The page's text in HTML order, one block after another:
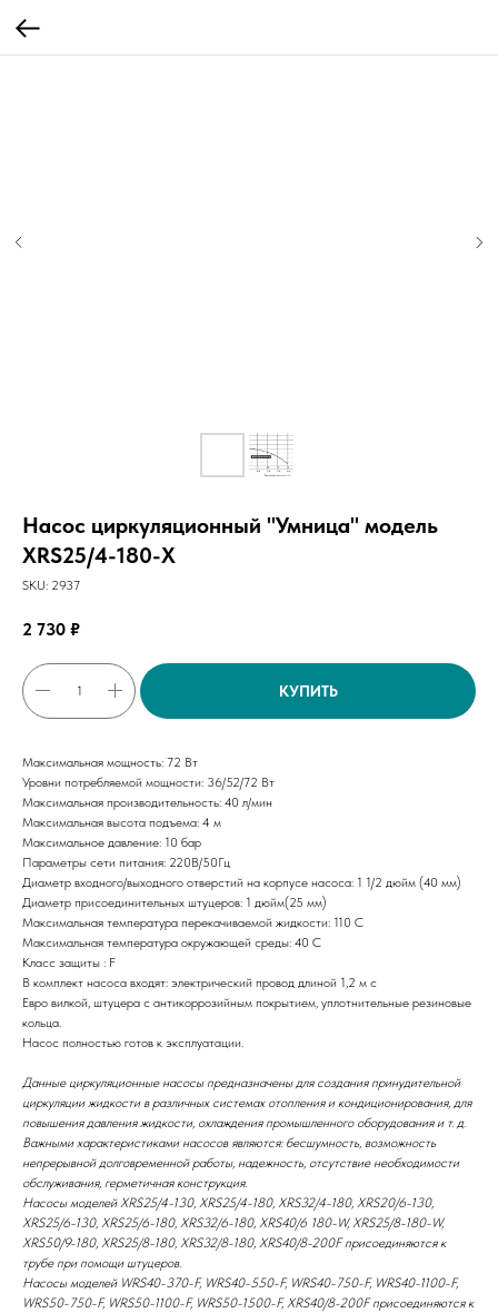
Насос циркуляционный "Умница" модель
XRS25/4-180-Х
SKU: 2937
2 730 ₽
КУПИТЬ
Максимальная мощность: 72 Вт
Уровни потребляемой мощности: 36/52/72 Вт
Максимальная производительность: 40 л/мин
Максимальная высота подъема: 4 м
Максимальное давление: 10 бар
Параметры сети питания: 220В/50Гц
Диаметр входного/выходного отверстий на корпусе насоса: 1 1/2 дюйм (40 мм)
Диаметр присоединительных штуцеров: 1 дюйм(25 мм)
Максимальная температура перекачиваемой жидкости: 110 С
Максимальная температура окружающей среды: 40 С
Класс защиты : F
В комплект насоса входят: электрический провод длиной 1,2 м с
Евро вилкой, штуцера с антикоррозийным покрытием, уплотнительные резиновые
кольца.
Насос полностью готов к эксплуатации.
Данные циркуляционные насосы предназначены для создания принудительной
циркуляции жидкости в различных системах отопления и кондиционирования, для
повышения давления жидкости, охлаждения промышленного оборудования и т. д.
Важными характеристиками насосов являются: бесшумность, возможность
непрерывной долговременной работы, надежность, отсутствие необходимости
обслуживания, герметичная конструкция.
Насосы моделей XRS25/4-130, XRS25/4-180, XRS32/4-180, XRS20/6-130,
XRS25/6-130, XRS25/6-180, XRS32/6-180, XRS40/6 180-W, XRS25/8-180-W,
XRS50/9-180, XRS25/8-180, XRS32/8-180, XRS40/8-200F присоединяются к
трубе при помощи штуцеров.
Насосы моделей WRS40-370-F, WRS40-550-F, WRS40-750-F, WRS40-1100-F,
WRS50-750-F, WRS50-1100-F, WRS50-1500-F, XRS40/8-200F присоединяются к